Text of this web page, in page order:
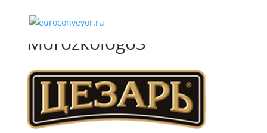
Morozkologo3